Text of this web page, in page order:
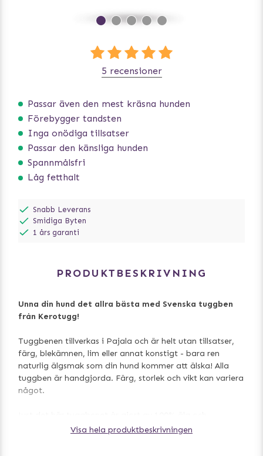
Passar även den mest kräsna hunden
Förebygger tandsten
Inga onödiga tillsatser
Passar den känsliga hunden
Spannmålsfri
Låg fetthalt
5 recensioner
Snabb Leverans
Smidiga Byten
1 års garanti
PRODUKTBESKRIVNING
Unna din hund det allra bästa med Svenska tuggben
från Kerotugg!
Tuggbenen tillverkas i Pajala och är helt utan tillsatser,
färg, blekämnen, lim eller annat konstigt - bara ren
naturlig älgsmak som din hund kommer att älska! Alla
tuggben är handgjorda. Färg, storlek och vikt kan variera
något.
ingenting annat. Tuggben av älg passar hundar med
Visa hela produktbeskrivningen